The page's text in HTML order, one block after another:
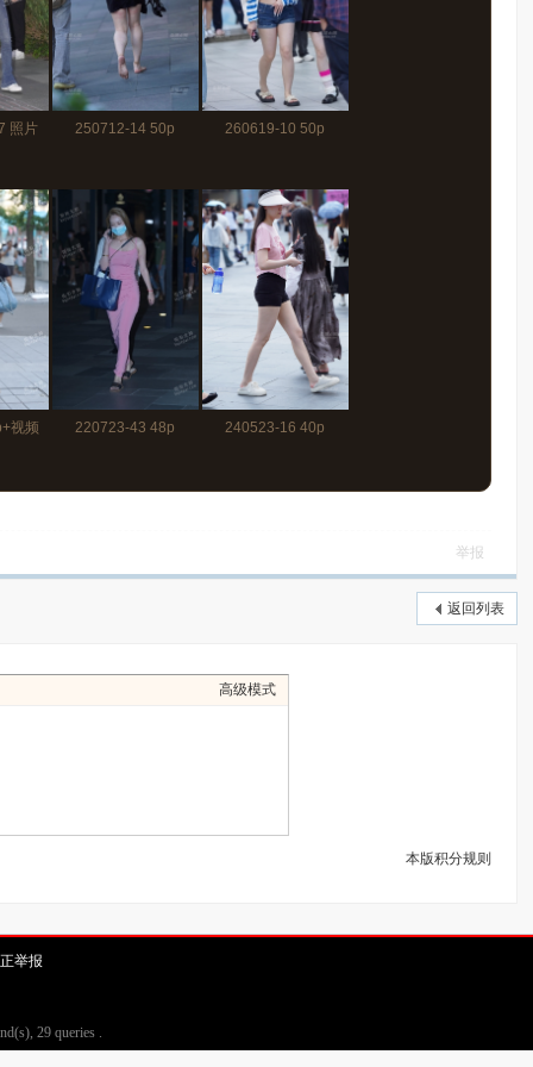
照片 250712-14 50p 260619-10 50p
视频 220723-43 48p 240523-16 40p
举报
返回列表
高级模式
本版积分规则
举报
29 queries .